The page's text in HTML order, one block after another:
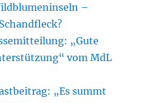
–
„Gute
vom MdL
„Es summt